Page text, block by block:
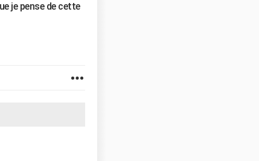
je pense de cette